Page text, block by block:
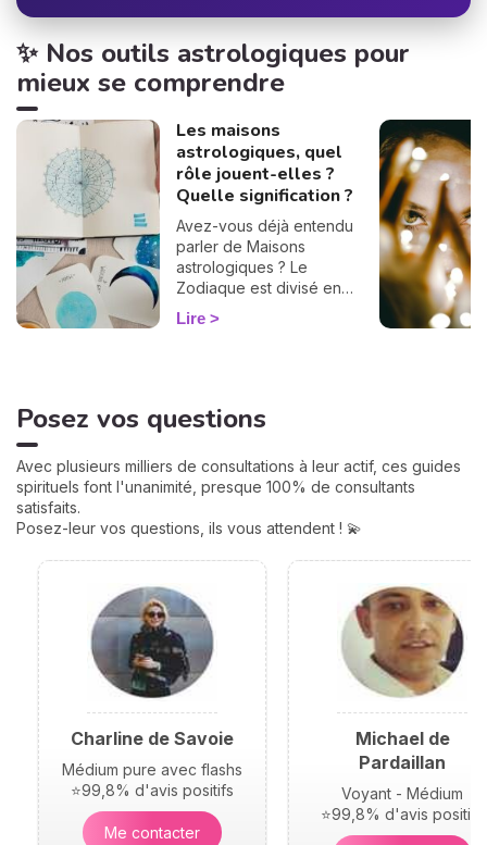
✨ Nos outils astrologiques pour
mieux se comprendre
Les maisons
astrologiques, quel
rôle jouent-elles ?
Quelle signification ?
Avez-vous déjà entendu
parler de Maisons
astrologiques ? Le
Zodiaque est divisé en
douze Maisons et chacune
correspond à une sphère
naissance, elles jouent un
rôle très important pour
personnalité et votre avenir.
Voici leurs significations !
Lire
Posez vos questions
Avec plusieurs milliers de consultations à leur actif, ces guides
spirituels font l'unanimité, presque 100% de consultants
satisfaits.
Posez-leur vos questions, ils vous attendent ! 💫
Charline de Savoie
Médium pure avec flashs
⭐99,8% d'avis positifs
Me contacter
Michael de
Pardaillan
Voyant - Médium
⭐99,8% d'avis positifs